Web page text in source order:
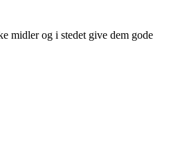
midler og i stedet give dem gode